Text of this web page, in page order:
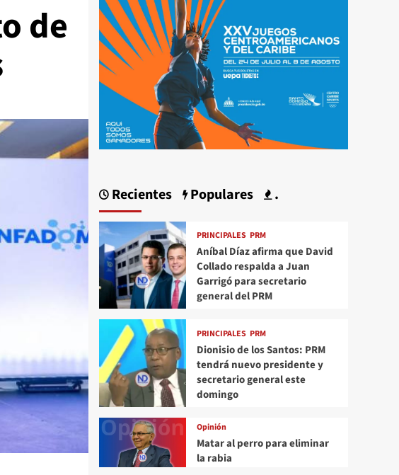
de
Recientes Populares .
PRINCIPALES PRM
Aníbal Díaz afirma que David
Collado respalda a Juan
Garrigó para secretario
general del PRM
PRINCIPALES PRM
Dionisio de los Santos: PRM
tendrá nuevo presidente y
secretario general este
domingo
Opinión
Matar al perro para eliminar
la rabia